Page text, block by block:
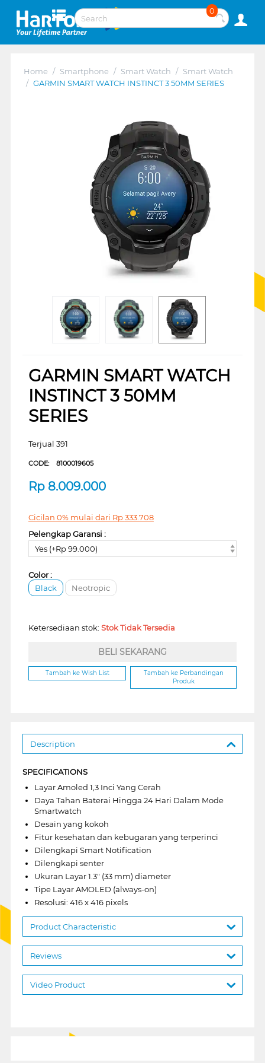
0
Home / Smartphone / Smart Watch / Smart Watch
/ GARMIN SMART WATCH INSTINCT 3 50MM SERIES
GARMIN SMART WATCH
INSTINCT 3 50MM
SERIES
Terjual 391
CODE: 8100019605
Rp 8.009.000
Cicilan 0% mulai dari Rp333.708
Pelengkap Garansi :
Yes (+Rp 99.000)
Color :
Black
Neotropic
Ketersediaan stok: Stok Tidak Tersedia
BELI SEKARANG
Tambah ke Wish List
Tambah ke Perbandingan
Produk
Description
SPECIFICATIONS
Layar Amoled 1,3 Inci Yang Cerah
Daya Tahan Baterai Hingga 24 Hari Dalam Mode
Smartwatch
Desain yang kokoh
Fitur kesehatan dan kebugaran yang terperinci
Dilengkapi Smart Notification
Dilengkapi senter
Ukuran Layar 1.3" (33 mm) diameter
Tipe Layar AMOLED (always-on)
Resolusi: 416 x 416 pixels
Product Characteristic
Reviews
Video Product